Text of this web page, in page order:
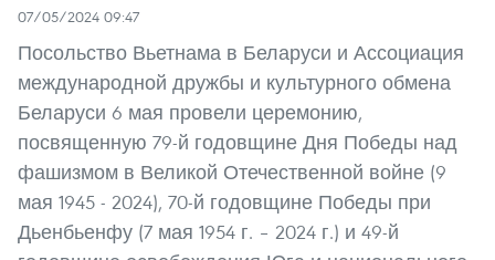
07/05/2024 09:47
Посольство Вьетнама в Беларуси и Ассоциация
международной дружбы и культурного обмена
Беларуси 6 мая провели церемонию,
посвященную 79-й годовщине Дня Победы над
фашизмом в Великой Отечественной войне (9
мая 1945 - 2024), 70-й годовщине Победы при
Дьенбьенфу (7 мая 1954 г. – 2024 г.) и 49-й